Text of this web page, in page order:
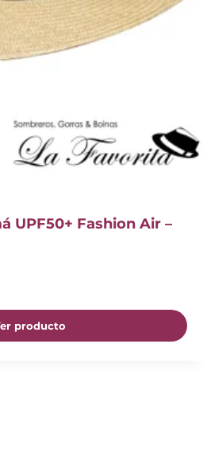
UPF50+ Fashion Air –
producto